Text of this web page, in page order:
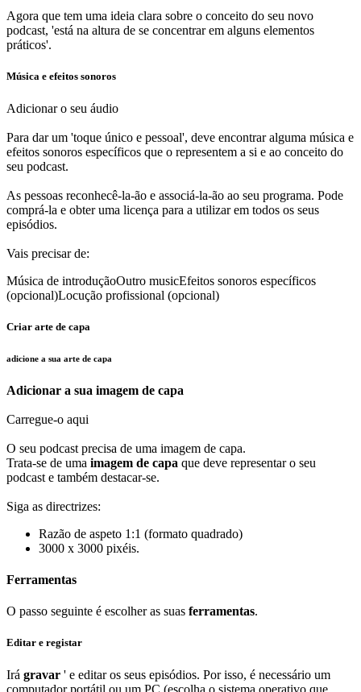
Agora que tem uma ideia clara sobre o conceito do seu novo
podcast, 'está na altura de se concentrar em alguns elementos
práticos'.
Música e efeitos sonoros
Adicionar o seu áudio
Para dar um 'toque único e pessoal', deve encontrar alguma música e
efeitos sonoros específicos que o representem a si e ao conceito do
seu podcast.
As pessoas reconhecê-la-ão e associá-la-ão ao seu programa. Pode
comprá-la e obter uma licença para a utilizar em todos os seus
episódios.
Vais precisar de:
Música de introduçãoOutro musicEfeitos sonoros específicos
(opcional)Locução profissional (opcional)
Criar arte de capa
adicione a sua arte de capa
Adicionar a sua imagem de capa
Carregue-o aqui
O seu podcast precisa de uma imagem de capa.
Trata-se de uma imagem de capa que deve representar o seu
podcast e também destacar-se.
Siga as directrizes:
Razão de aspeto 1:1 (formato quadrado)
3000 x 3000 pixéis.
Ferramentas
O passo seguinte é escolher as suas ferramentas.
Editar e registar
Irá gravar ' e editar os seus episódios. Por isso, é necessário um
computador portátil ou um PC (escolha o sistema operativo que